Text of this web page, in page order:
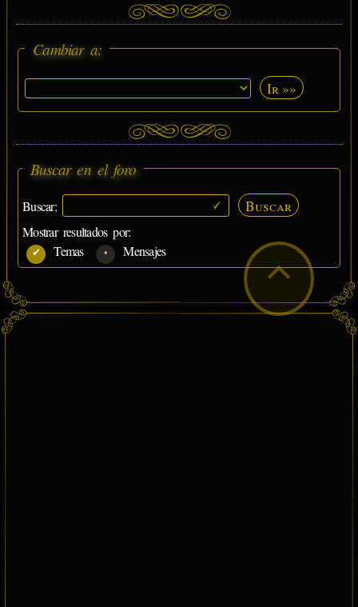
Cambiar a:
Ir »»
Buscar en el foro
Buscar: Buscar
Mostrar resultados por:
Temas
Mensajes